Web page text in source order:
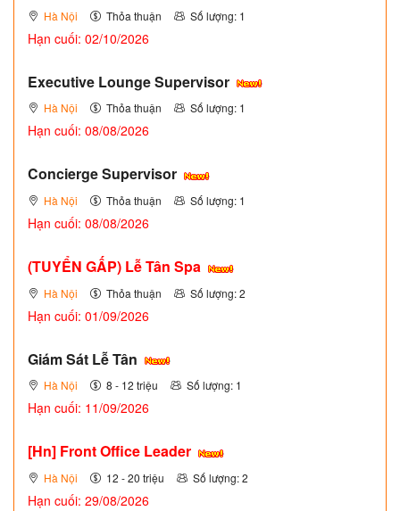
Hà Nội Thỏa thuận Số lượng: 1
Hạn cuối: 02/10/2026
Executive Lounge Supervisor
Hà Nội Thỏa thuận Số lượng: 1
Hạn cuối: 08/08/2026
Concierge Supervisor
Hà Nội Thỏa thuận Số lượng: 1
Hạn cuối: 08/08/2026
(TUYỂN GẤP) Lễ Tân Spa
Hà Nội Thỏa thuận Số lượng: 2
Hạn cuối: 01/09/2026
Giám Sát Lễ Tân
Hà Nội 8 - 12 triệu Số lượng: 1
Hạn cuối: 11/09/2026
[Hn] Front Office Leader
Hà Nội 12 - 20 triệu Số lượng: 2
Hạn cuối: 29/08/2026